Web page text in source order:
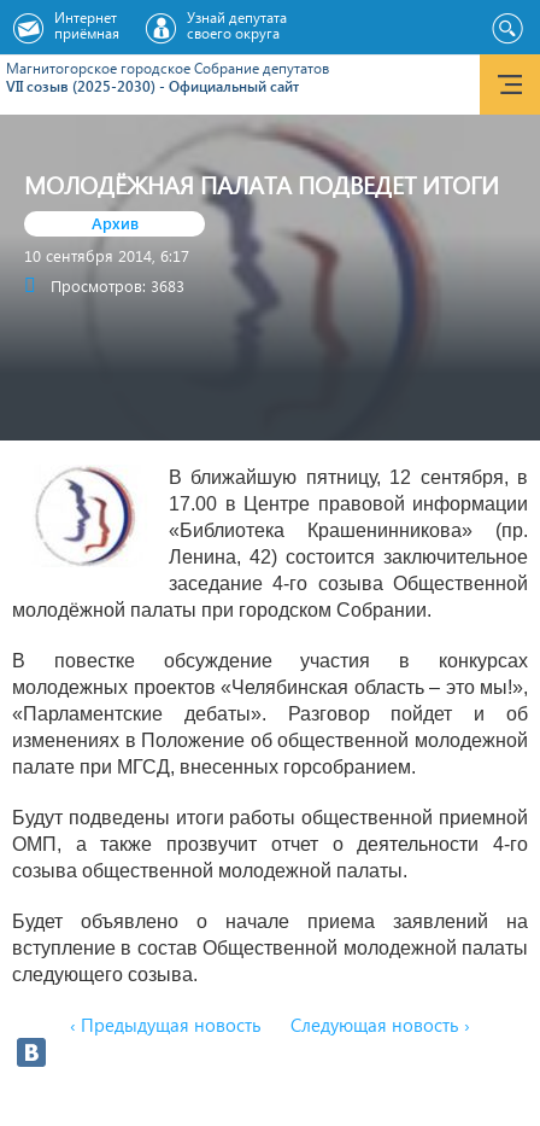
Магнитогорское городское Cобрание депутатов
VII созыв (2025-2030) - Официальный сайт
Интернет
приёмная
Узнай депутата
своего округа
МОЛОДЁЖНАЯ ПАЛАТА ПОДВЕДЕТ ИТОГИ
Архив
10 сентября 2014, 6:17
Просмотров: 3683
В ближайшую пятницу, 12 сентября, в
17.00 в Центре правовой информации
«Библиотека Крашенинникова» (пр.
Ленина, 42) состоится заключительное
заседание 4-го созыва Общественной
молодёжной палаты при городском Собрании.
В повестке обсуждение участия в конкурсах
молодежных проектов «Челябинская область – это мы!»,
«Парламентские дебаты». Разговор пойдет и об
изменениях в Положение об общественной молодежной
палате при МГСД, внесенных горсобранием.
Будут подведены итоги работы общественной приемной
ОМП, а также прозвучит отчет о деятельности 4-го
созыва общественной молодежной палаты.
Будет объявлено о начале приема заявлений на
вступление в состав Общественной молодежной палаты
следующего созыва.
‹ Предыдущая новость Следующая новость ›